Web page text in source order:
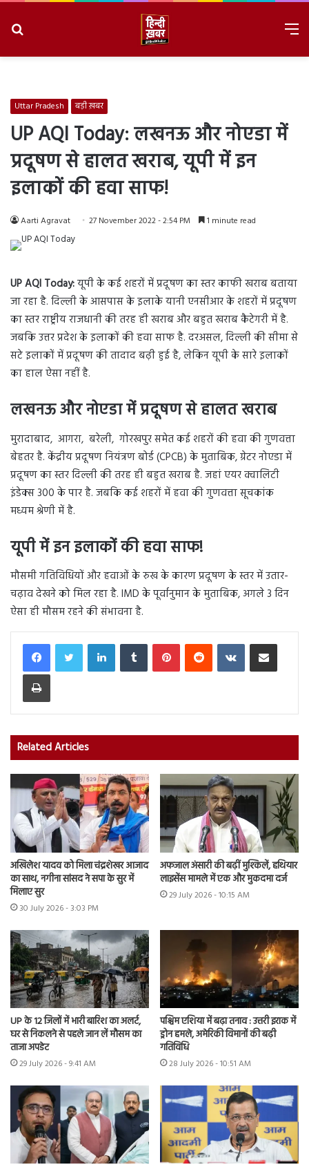
Uttar Pradesh बड़ी ख़बर
UP AQI Today: लखनऊ और नोएडा में
प्रदूषण से हालत खराब, यूपी में इन
इलाकों की हवा साफ!
Aarti Agravat 27 November 2022 - 2:54 PM 1 minute read
UP AQI Today:यूपी के कई शहरों में प्रदूषण का स्तर काफी खराब बताया
जा रहा है. दिल्ली के आसपास के इलाके यानी एनसीआर के शहरों में प्रदूषण
का स्तर राष्ट्रीय राजधानी की तरह ही खराब और बहुत खराब कैटेगरी में है.
जबकि उत्तर प्रदेश के इलाकों की हवा साफ है. दरअसल, दिल्ली की सीमा से
सटे इलाकों में प्रदूषण की तादाद बढ़ी हुई है, लेकिन यूपी के सारे इलाकों
का हाल ऐसा नहीं है.
लखनऊ और नोएडा में प्रदूषण से हालत खराब
मुरादाबाद, आगरा, बरेली, गोरखपुर समेत कई शहरों की हवा की गुणवत्ता
बेहतर है. केंद्रीय प्रदूषण नियंत्रण बोर्ड (CPCB) के मुताबिक, ग्रेटर नोएडा में
प्रदूषण का स्तर दिल्ली की तरह ही बहुत खराब है. जहां एयर क्वालिटी
इंडेक्स 300 के पार है. जबकि कई शहरों में हवा की गुणवत्ता सूचकांक
मध्यम श्रेणी में है.
यूपी में इन इलाकों की हवा साफ!
मौसमी गतिविधियों और हवाओं के रुख के कारण प्रदूषण के स्तर में उतार-
चढ़ाव देखने को मिल रहा है. IMD के पूर्वानुमान के मुताबिक, अगले 3 दिन
ऐसा ही मौसम रहने की संभावना है.
LinkedInTumblr PinterestReddit VKontakteShare via Email
Print
Related Articles
अखिलेश यादव को मिला चंद्रशेखर आजाद
का साथ, नगीना सांसद ने सपा के सुर में
मिलाए सुर
30 July 2026 - 3:03 PM
अफजाल अंसारी की बढ़ीं मुश्किलें, हथियार
लाइसेंस मामले में एक और मुकदमा दर्ज
29 July 2026 - 10:15 AM
UP के 12 जिलों में भारी बारिश का अलर्ट,
घर से निकलने से पहले जान लें मौसम का
ताजा अपडेट
29 July 2026 - 9:41 AM
पश्चिम एशिया में बढ़ा तनाव : उत्तरी इराक में
ड्रोन हमले, अमेरिकी विमानों की बढ़ी
गतिविधि
28 July 2026 - 10:51 AM